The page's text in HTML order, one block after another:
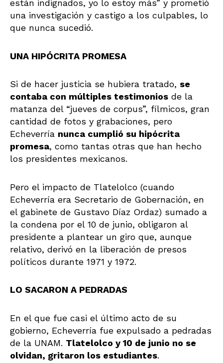
están indignados, yo lo estoy más” y prometió
una investigación y castigo a los culpables, lo
que nunca sucedió.
UNA HIPÓCRITA PROMESA
Si de hacer justicia se hubiera tratado, se
contaba con múltiples testimonios de la
matanza del “jueves de corpus”, fílmicos, gran
cantidad de fotos y grabaciones, pero
Echeverría nunca cumplió su hipócrita
promesa, como tantas otras que han hecho
los presidentes mexicanos.
Pero el impacto de Tlatelolco (cuando
Echeverría era Secretario de Gobernación, en
el gabinete de Gustavo Díaz Ordaz) sumado a
la condena por el 10 de junio, obligaron al
presidente a plantear un giro que, aunque
relativo, derivó en la liberación de presos
políticos durante 1971 y 1972.
LO SACARON A PEDRADAS
En el que fue casi el último aсto de su
gobierno, Echeverría fue expulsado a pedradas
de la UNAM. Tlatelolco y 10 de junio no se
olvidan, gritaron los estudiantes.